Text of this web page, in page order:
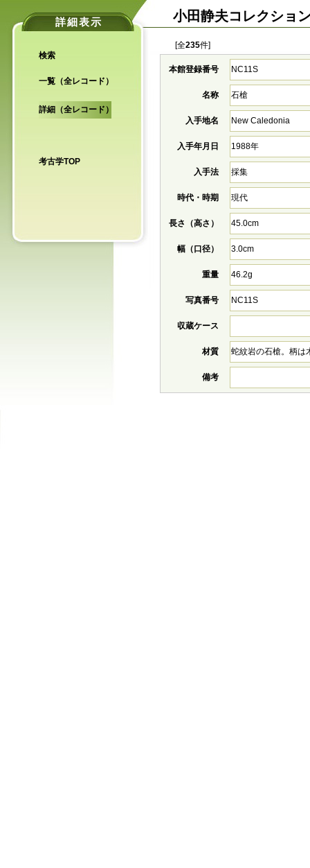
詳細表示
検索
一覧（全レコード）
詳細（全レコード）
考古学TOP
小田静夫コレクショ
[全235件]
本館登録番号 NC11S
名称 石槍
入手地名 New Caledonia
入手年月日 1988年
入手法 採集
時代・時期 現代
長さ（高さ） 45.0cm
幅（口径） 3.0cm
重量 46.2g
写真番号 NC11S
収蔵ケース
材質 蛇紋岩の石槍。柄は
備考